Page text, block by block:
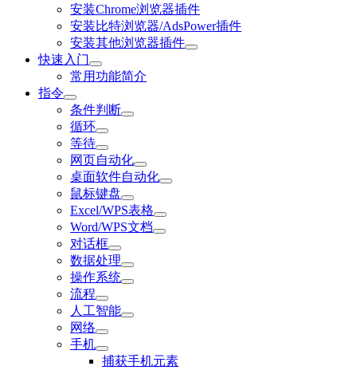
安装Chrome浏览器插件
安装比特浏览器/AdsPower插件
安装其他浏览器插件
快速入门
常用功能简介
指令
条件判断
循环
等待
网页自动化
桌面软件自动化
鼠标键盘
Excel/WPS表格
Word/WPS文档
对话框
数据处理
操作系统
流程
人工智能
网络
手机
捕获手机元素